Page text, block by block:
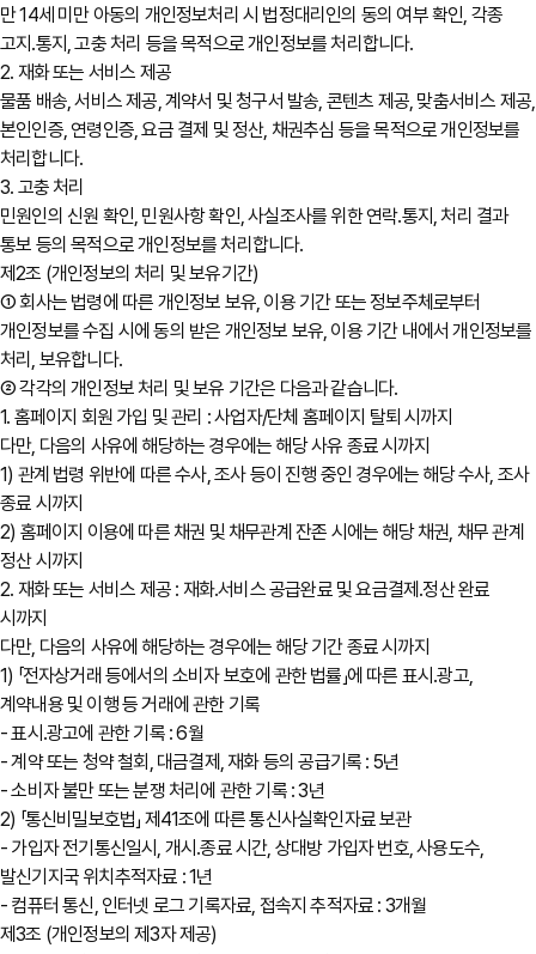
만 14세 미만 아동의 개인정보처리 시 법정대리인의 동의 여부 확인, 각종
고지․통지, 고충 처리 등을 목적으로 개인정보를 처리합니다.
2. 재화 또는 서비스 제공
물품 배송, 서비스 제공, 계약서 및 청구서 발송, 콘텐츠 제공, 맞춤서비스 제공,
본인인증, 연령인증, 요금 결제 및 정산, 채권추심 등을 목적으로 개인정보를
처리합니다.
3. 고충 처리
민원인의 신원 확인, 민원사항 확인, 사실조사를 위한 연락․통지, 처리 결과
통보 등의 목적으로 개인정보를 처리합니다.
제2조 (개인정보의 처리 및 보유기간)
① 회사는 법령에 따른 개인정보 보유, 이용 기간 또는 정보주체로부터
개인정보를 수집 시에 동의 받은 개인정보 보유, 이용 기간 내에서 개인정보를
처리, 보유합니다.
② 각각의 개인정보 처리 및 보유 기간은 다음과 같습니다.
1. 홈페이지 회원 가입 및 관리 : 사업자/단체 홈페이지 탈퇴 시까지
다만, 다음의 사유에 해당하는 경우에는 해당 사유 종료 시까지
1) 관계 법령 위반에 따른 수사, 조사 등이 진행 중인 경우에는 해당 수사, 조사
종료 시까지
2) 홈페이지 이용에 따른 채권 및 채무관계 잔존 시에는 해당 채권, 채무 관계
정산 시까지
2. 재화 또는 서비스 제공 : 재화․서비스 공급완료 및 요금결제․정산 완료
시까지
다만, 다음의 사유에 해당하는 경우에는 해당 기간 종료 시까지
1) 「전자상거래 등에서의 소비자 보호에 관한 법률」에 따른 표시․광고,
계약내용 및 이행 등 거래에 관한 기록
- 표시․광고에 관한 기록 : 6월
- 계약 또는 청약 철회, 대금결제, 재화 등의 공급기록 : 5년
- 소비자 불만 또는 분쟁 처리에 관한 기록 : 3년
2) 「통신비밀보호법」 제41조에 따른 통신사실확인자료 보관
- 가입자 전기통신일시, 개시․종료 시간, 상대방 가입자 번호, 사용도수,
발신기지국 위치추적자료 : 1년
- 컴퓨터 통신, 인터넷 로그 기록자료, 접속지 추적자료 : 3개월
제3조 (개인정보의 제3자 제공)